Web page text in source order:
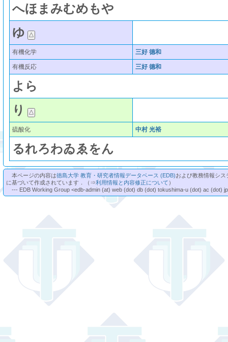
へほ ま みむめもや
ゆ
有機化学 三好 德和
有機反応 三好 德和
よ ら
り
硫酸化 中村 光裕
るれろわゐ ゑ をん
本ページの内容は徳島大学 教育・研究者情報データベース (EDB)および教務情報シ
に基づいて作成されています．（⇒利用情報と内容修正について ）
--- EDB Working Group <edb-admin (at) web (dot) db (dot) tokushima-u (dot) ac (dot)